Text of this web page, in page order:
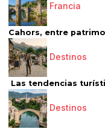
Francia
Cahors, entre
Destinos
Las tendencias
Destinos